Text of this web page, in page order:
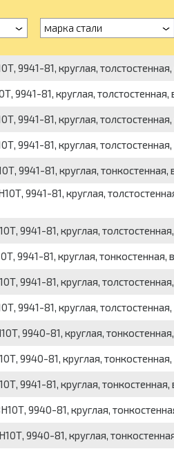
марка стали
81, круглая, толстостенная,
81, круглая, толстостенная,
81, круглая, толстостенная,
81, круглая, толстостенная,
81, круглая, тонкостенная,
9941-81, круглая,
81, круглая, толстостенная,
81, круглая, тонкостенная,
81, круглая, толстостенная,
81, круглая, толстостенная,
9940-81, круглая, тонкостенная,
9940-81, круглая, тонкостенная,
9941-81, круглая, тонкостенная,
9940-81, круглая,
9940-81, круглая,